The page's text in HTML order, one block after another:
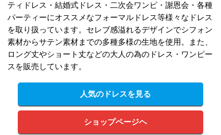
ティドレス・結婚式ドレス・二次会ワンピ・謝恩会・各種
パーティーにオススメなフォーマルドレス等様々なドレス
を取り扱っています。セレブ感溢れるデザインでシフォン
素材からサテン素材までの多種多様の生地を使用。また、
ロング丈やショート丈などの大人の為のドレス・ワンピー
スを販売しています。
人気のドレスを見る
ショップページヘ